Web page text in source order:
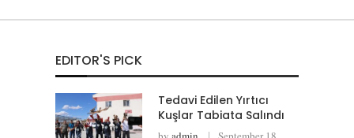
EDITOR'S PICK
Tedavi Edilen Yırtıcı
Kuşlar Tabiata Salındı